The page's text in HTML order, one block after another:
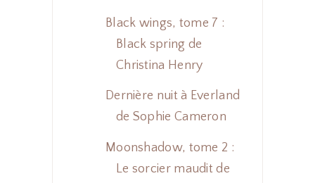
Black wings, tome 7 :
Black spring de
Christina Henry
Dernière nuit à Everland
de Sophie Cameron
Moonshadow, tome 2 :
Le sorcier maudit de